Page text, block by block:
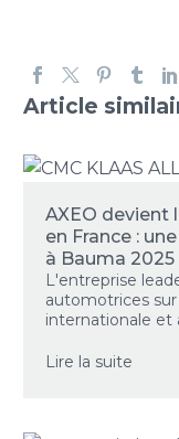
Article
AXEO devient
en France :
à Bauma 2025
L'entreprise
automotrices
internationale et
Lire la suite